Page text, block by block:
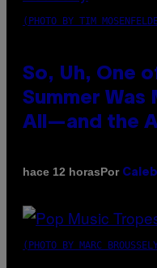
(PHOTO BY TIM
So, Uh, One
Summer
All—and the
hace 12 horasPor
(PHOTO BY MARC